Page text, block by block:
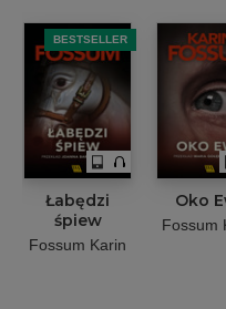
BESTSELLER
Łabędzi
śpiew
Fossum Karin
Oko
Fossum